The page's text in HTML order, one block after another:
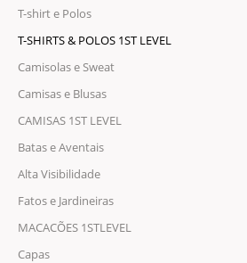
T-shirt e Polos
T-SHIRTS & POLOS 1ST LEVEL
Camisolas e Sweat
Camisas e Blusas
CAMISAS 1ST LEVEL
Batas e Aventais
Alta Visibilidade
Fatos e Jardineiras
MACACÕES 1STLEVEL
Capas